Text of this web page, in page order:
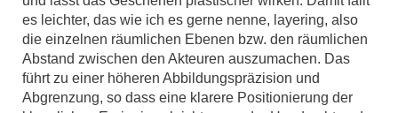
es leichter, das wie ich es gerne nenne, layering, also
die einzelnen räumlichen Ebenen bzw. den räumlichen
Abstand zwischen den Akteuren auszumachen. Das
führt zu einer höheren Abbildungspräzision und
Abgrenzung, so dass eine klarere Positionierung der